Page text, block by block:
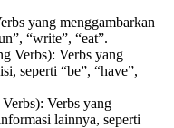
yang menggambarkan
“write”, “eat”.
Verbs): Verbs yang
seperti “be”, “have”,
Verbs yang
lainnya, seperti